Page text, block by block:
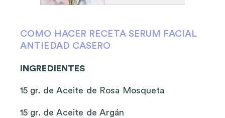
COMO HACER RECETA SERUM FACIAL
ANTIEDAD CASERO
INGREDIENTES
15 gr. de Aceite de Rosa Mosqueta
15 gr. de Aceite de Argán